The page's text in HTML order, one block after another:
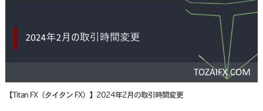
【Titan FX（タイタン FX）】2024年2月の取引時間変更